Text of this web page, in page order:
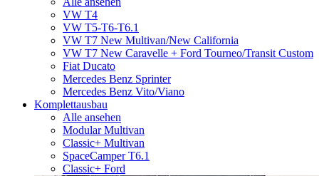
VW T4
VW T5-T6-T6.1
VW T7 New Multivan/New California
VW T7 New Caravelle + Ford Tourneo/Transit Custom
Fiat Ducato
Mercedes Benz Sprinter
Mercedes Benz Vito/Viano
Komplettausbau
Alle ansehen
Modular Multivan
Classic+ Multivan
SpaceCamper T6.1
Classic+ Ford